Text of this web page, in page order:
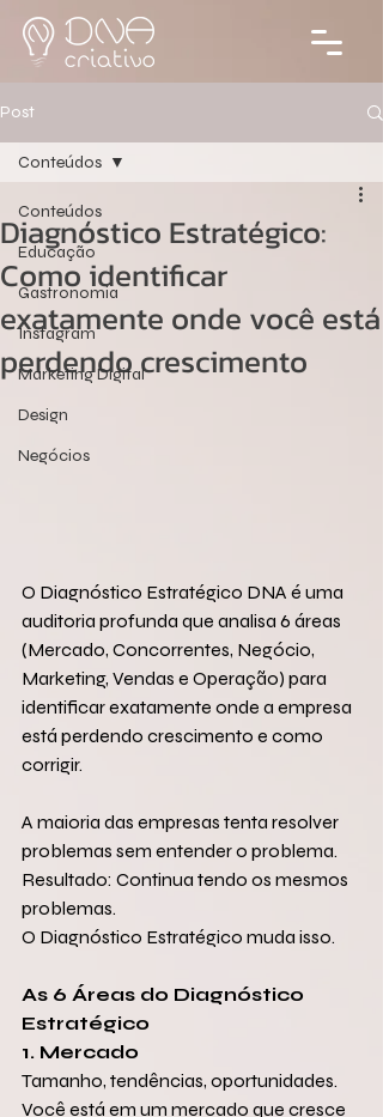
Post
Conteúdos
Educação
Gastronomia
Instagram
Marketing Digital
Design
Negócios
Conteúdos
Diagnóstico Estratégico:
Como identificar
exatamente onde você está
perdendo crescimento
O Diagnóstico Estratégico DNA é uma
auditoria profunda que analisa 6 áreas
(Mercado, Concorrentes, Negócio,
Marketing, Vendas e Operação) para
identificar exatamente onde a empresa
está perdendo crescimento e como
corrigir.
A maioria das empresas tenta resolver
problemas sem entender o problema.
Resultado: Continua tendo os mesmos
problemas.
O Diagnóstico Estratégico muda isso.
As 6 Áreas do Diagnóstico
Estratégico
1. Mercado
Tamanho, tendências, oportunidades.
Você está em um mercado que cresce